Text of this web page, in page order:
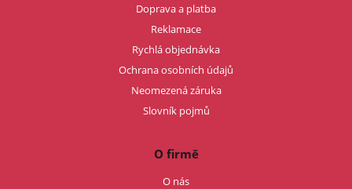
Doprava a platba
Reklamace
Rychlá objednávka
Ochrana osobních údajů
Neomezená záruka
Slovník pojmů
O firmě
O nás